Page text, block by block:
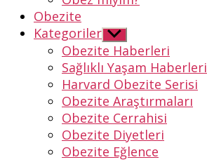
Obezite
Kategoriler Alt
menüyü
göster
Obezite Haberleri
Sağlıklı Yaşam Haberleri
Harvard Obezite Serisi
Obezite Araştırmaları
Obezite Cerrahisi
Obezite Diyetleri
Obezite Eğlence